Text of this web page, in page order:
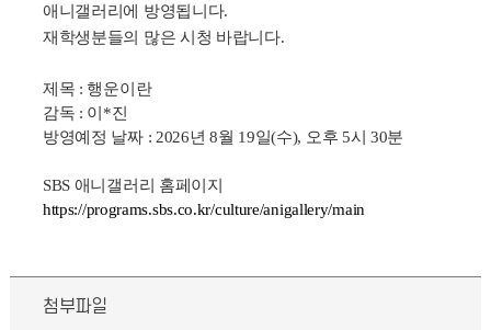
애니갤러리에 방영됩니다.
재학생분들의 많은 시청 바랍니다.
제목 : 행운이란
감독 : 이 *진
방영예정 날짜 : 2026년 8월 19일(수), 오후 5시 30분
SBS 애니갤러리 홈페이지
https://programs.sbs.co.kr/culture/anigallery/main
첨부파일